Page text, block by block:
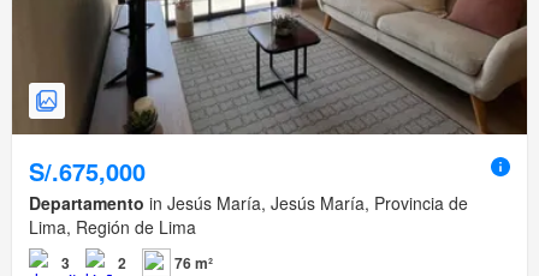
S/.675,000
Departamento in Jesús María, Jesús María, Provincia de
Lima, Región de Lima
3 2 76 m²